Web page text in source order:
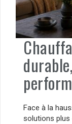
Face à la
solutions plus